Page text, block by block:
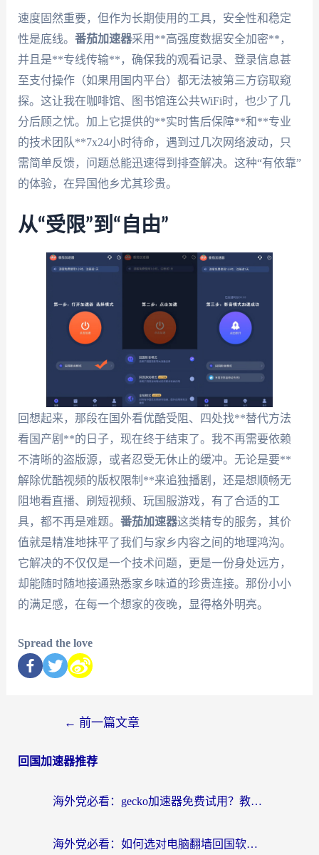
速度固然重要，但作为长期使用的工具，安全性和稳定
性是底线。 番茄加速器采用**高强度数据安全加密**，
并且是**专线传输**，确保我的观看记录、登录信息甚
至支付操作（如果用国内平台）都无法被第三方窃取窥
探。这让我在咖啡馆、图书馆连公共WiFi时，也少了几
分后顾之忧。加上它提供的**实时售后保障**和**专业
的技术团队**7x24小时待命，遇到过几次网络波动，只
需简单反馈，问题总能迅速得到排查解决。这种“有依靠”
的体验，在异国他乡尤其珍贵。
从“受限”到“自由”
回想起来，那段在国外看优酷受阻、四处找**替代方法
看国产剧**的日子，现在终于结束了。我不再需要依赖
不清晰的盗版源，或者忍受无休止的缓冲。无论是要**
解除优酷视频的版权限制**来追独播剧，还是想顺畅无
阻地看直播、刷短视频、玩国服游戏，有了合适的工
具，都不再是难题。 番茄加速器这类精专的服务，其价
值就是精准地抹平了我们与家乡内容之间的地理鸿沟。
它解决的不仅仅是一个技术问题，更是一份身处远方，
却能随时随地接通熟悉家乡味道的珍贵连接。那份小小
的满足感，在每一个想家的夜晚，显得格外明亮。
Spread the love
← 前一篇文章
回国加速器推荐
海外党必看：gecko加速器免费试用？教你选对回国加速器，无缝刷国内剧玩游戏
海外党必看：如何选对电脑翻墙回国软件，轻松解锁国内资源？